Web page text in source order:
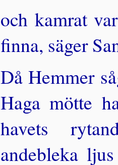
och kamrat
finna, säger
Då Hemmer
Haga möt­te
havets
andebleka